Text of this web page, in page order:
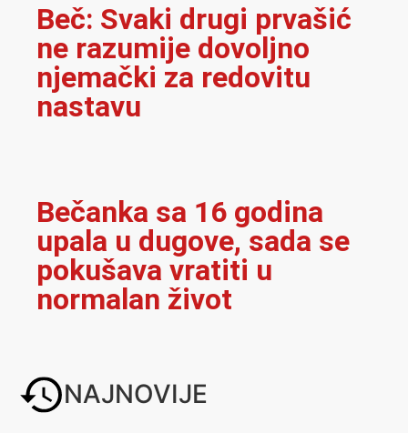
Beč: Svaki drugi prvašić
ne razumije dovoljno
njemački za redovitu
nastavu
Bečanka sa 16 godina
upala u dugove, sada se
pokušava vratiti u
normalan život
NAJNOVIJE